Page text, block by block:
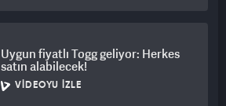
Uygun fiyatlı Togg geliyor: Herkes
satın alabilecek!
VIDEOYU İZLE